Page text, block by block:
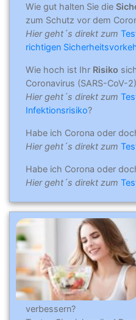
Wie gut halten Sie die
zum Schutz vor dem
Hier geht´s direkt zum
richtigen
Wie hoch ist Ihr Risiko
Coronavirus (SARS-CoV-
Hier geht´s direkt zum
Infektionsrisiko?
Habe ich Corona oder
Hier geht´s direkt zum
Habe ich Corona oder
Hier geht´s direkt zum
verbessern?